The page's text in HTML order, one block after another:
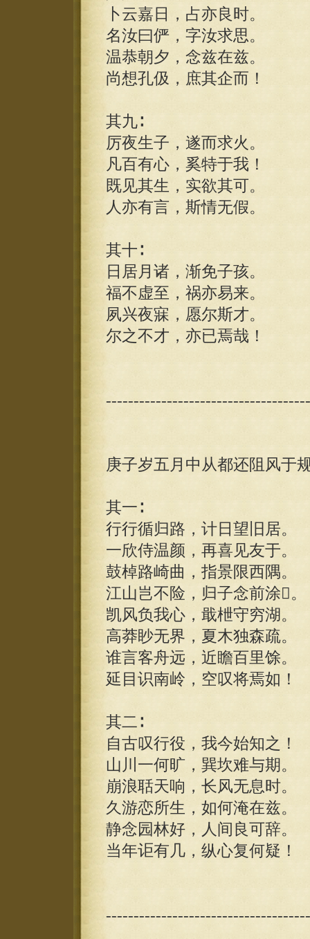
卜云嘉日，占亦良时。
名汝曰俨，字汝求思。
温恭朝夕，念兹在兹。
尚想孔伋，庶其企而！
其九∶
厉夜生子，遂而求火。
凡百有心，奚特于我！
既见其生，实欲其可。
人亦有言，斯情无假。
其十∶
日居月诸，渐免子孩。
福不虚至，祸亦易来。
夙兴夜寐，愿尔斯才。
尔之不才，亦已焉哉！
庚子岁五月中从都还阻风于
其一∶
行行循归路，计日望旧居。
一欣侍温颜，再喜见友于。
鼓棹路崎曲，指景限西隅。
江山岂不险，归子念前涂。
凯风负我心，戢枻守穷湖。
高莽眇无界，夏木独森疏。
谁言客舟远，近瞻百里馀。
延目识南岭，空叹将焉如！
其二∶
自古叹行役，我今始知之！
山川一何旷，巽坎难与期。
崩浪聒天响，长风无息时。
久游恋所生，如何淹在兹。
静念园林好，人间良可辞。
当年讵有几，纵心复何疑！